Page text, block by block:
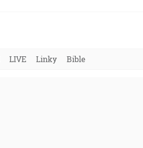
LIVE Linky Bible